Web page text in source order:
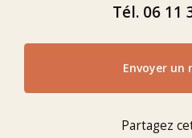
Tél. 06 11
Envoyer un
Partagez